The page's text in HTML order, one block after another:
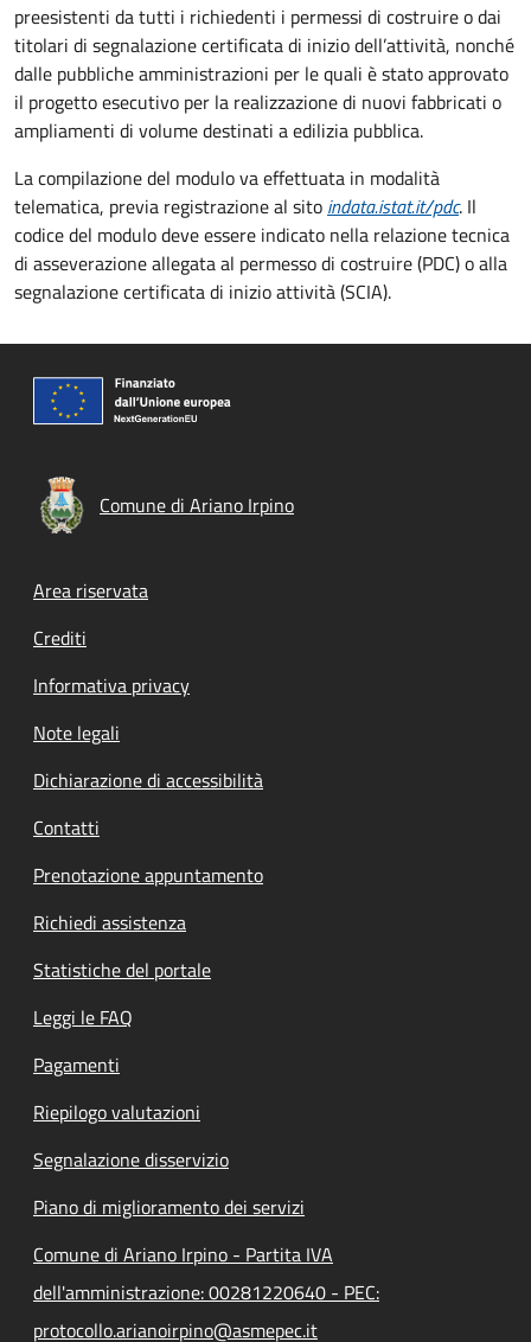
preesistenti da tutti i richiedenti i permessi di costruire o dai
titolari di segnalazione certificata di inizio dell’attività, nonché
dalle pubbliche amministrazioni per le quali è stato approvato
il progetto esecutivo per la realizzazione di nuovi fabbricati o
ampliamenti di volume destinati a edilizia pubblica.
La compilazione del modulo va effettuata in modalità
telematica, previa registrazione al sito indata.istat.it/pdc. Il
codice del modulo deve essere indicato nella relazione tecnica
di asseverazione allegata al permesso di costruire (PDC) o alla
segnalazione certificata di inizio attività (SCIA).
Comune di Ariano Irpino
Footer menu
Area riservata
Crediti
Informativa privacy
Note legali
Dichiarazione di accessibilità
Contatti
Prenotazione appuntamento
Richiedi assistenza
Statistiche del portale
Leggi le FAQ
Pagamenti
Riepilogo valutazioni
Segnalazione disservizio
Piano di miglioramento dei servizi
Comune di Ariano Irpino - Partita IVA
dell'amministrazione: 00281220640 - PEC:
protocollo.arianoirpino@asmepec.it